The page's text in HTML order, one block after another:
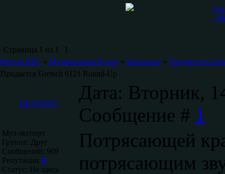
-
Страница 1 из 1
1
Форум ВРС » Музыкальная Кухня » Барахолка » Продается
Продается Gretsch 6121 Round-Up
DEAN6557
Дата: Вторник,
Сообщение # 1
Муз-эксперт
Группа: Друг
Сообщений: 909
Репутация: 0
Статус: Не здесь
Потрясающей
потрясающим